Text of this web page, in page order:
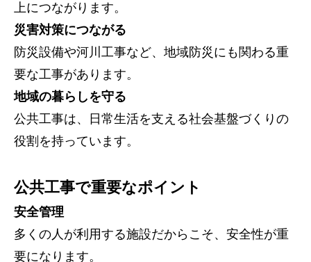
上につながります。
災害対策につながる
防災設備や河川工事など、地域防災にも関わる重
要な工事があります。
地域の暮らしを守る
公共工事は、日常生活を支える社会基盤づくりの
役割を持っています。
公共工事で重要なポイント
安全管理
多くの人が利用する施設だからこそ、安全性が重
要になります。